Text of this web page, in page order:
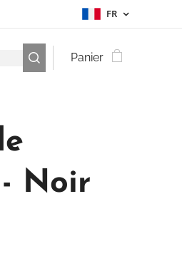
FR
Panier
Noir